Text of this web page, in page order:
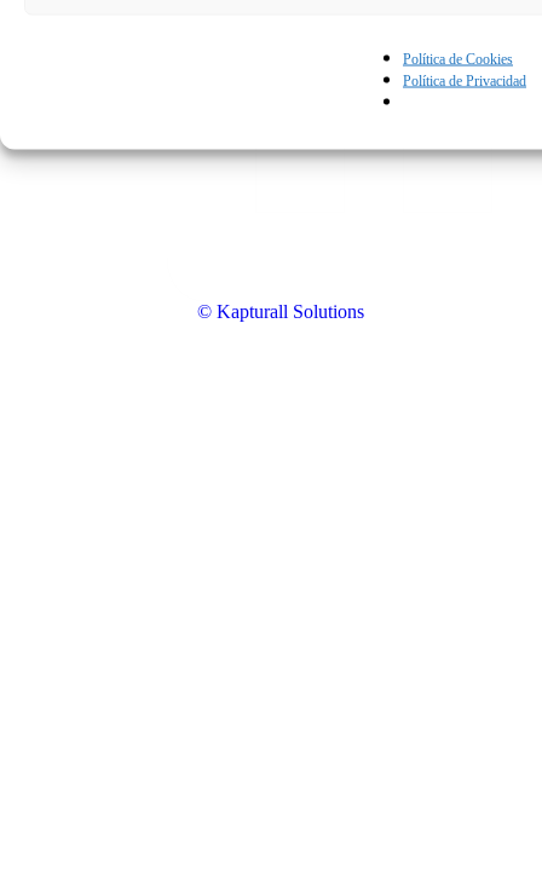
Política de Cookies
Política de Privacidad
© Kapturall Solutions